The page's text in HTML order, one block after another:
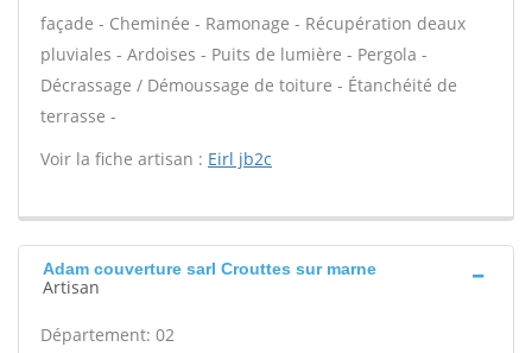
façade - Cheminée - Ramonage - Récupération deaux
pluviales - Ardoises - Puits de lumière - Pergola -
Décrassage / Démoussage de toiture - Étanchéité de
terrasse -
Voir la fiche artisan : Eirl jb2c
Adam couverture sarl Crouttes sur marne
Artisan
Département: 02